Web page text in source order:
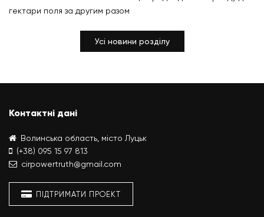
гектари поля за другим разом
Усі новини розділу
Контактні дані
Волинська область, місто Луцьк
(+38) 095 15 97 813
cirpowertruth@gmail.com
ПІДТРИМАТИ ПРОЕКТ